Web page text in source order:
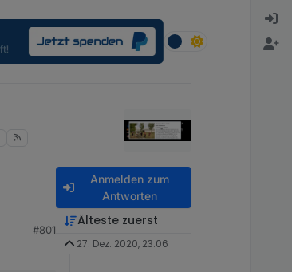
#801
Anmelden zum
Antworten
Älteste zuerst
27. Dez. 2020, 23:06